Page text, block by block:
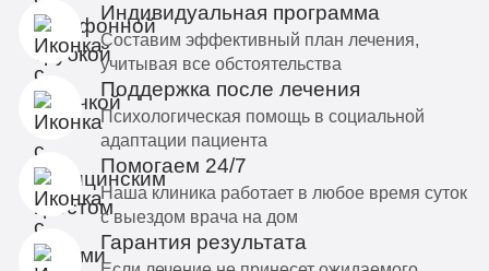
Индивидуальная программа
Составим эффективный план лечения,
учитывая все обстоятельства
Поддержка после лечения
Психологическая помощь в социальной
адаптации пациента
Помогаем 24/7
Наша клиника работает в любое время суток
с выездом врача на дом
Гарантия результата